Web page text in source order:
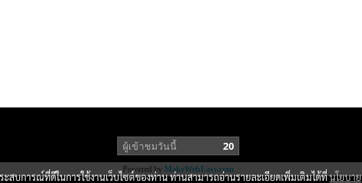
ผู้เข้าชมวันนี้ 20
Powered by MakeWebEasy.com
สบการณ์ที่ดีในการใช้งานเว็บไซต์ของท่าน ท่านสามารถอ่านรายละเอียดเพิ่มเติมได้ที่นโยบาย